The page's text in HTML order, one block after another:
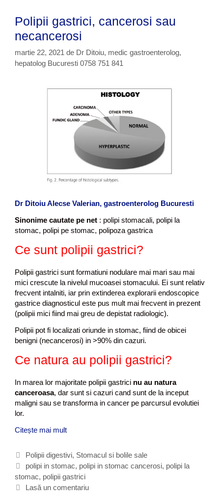
Polipii gastrici, cancerosi sau
necancerosi
martie 22, 2021 de Dr Ditoiu, medic gastroenterolog,
hepatolog Bucuresti 0758 751 841
Dr Ditoiu Alecse Valerian, gastroenterolog Bucuresti
Sinonime cautate pe net : polipi stomacali, polipi la
stomac, polipi pe stomac, polipoza gastrica
Ce sunt polipii gastrici?
Polipii gastrici sunt formatiuni nodulare mai mari sau mai
mici crescute la nivelul mucoasei stomacului. Ei sunt relativ
frecvent intalniti, iar prin extinderea explorarii endoscopice
gastrice diagnosticul este pus mult mai frecvent in prezent
(polipii mici fiind mai greu de depistat radiologic).
Polipii pot fi localizati oriunde in stomac, fiind de obicei
benigni (necancerosi) in >90% din cazuri.
Ce natura au polipii gastrici?
In marea lor majoritate polipii gastrici nu au natura
canceroasa, dar sunt si cazuri cand sunt de la inceput
maligni sau se transforma in cancer pe parcursul evolutiei
lor.
Citește mai mult
p
i
i
C
a
t
e
Polipii digestivi, Stomacul si bolile sale
E
t
i
polipi in stomac, polipi in stomac cancerosi, polipi la
stomac, polipii gastrici
Lasă un comentariu